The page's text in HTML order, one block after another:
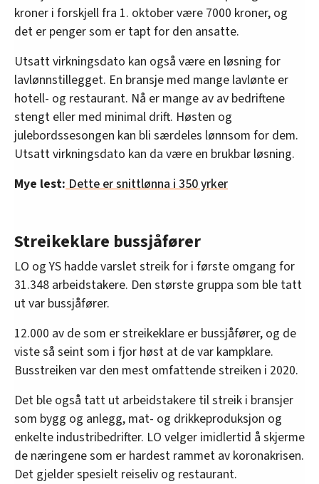
kroner i forskjell fra 1. oktober være 7000 kroner, og
det er penger som er tapt for den ansatte.
Utsatt virkningsdato kan også være en løsning for
lavlønnstillegget. En bransje med mange lavlønte er
hotell- og restaurant. Nå er mange av av bedriftene
stengt eller med minimal drift. Høsten og
julebordssesongen kan bli særdeles lønnsom for dem.
Utsatt virkningsdato kan da være en brukbar løsning.
Mye lest: Dette er snittlønna i 350 yrker
Streikeklare bussjåfører
LO og YS hadde varslet streik for i første omgang for
31.348 arbeidstakere. Den største gruppa som ble tatt
ut var bussjåfører.
12.000 av de som er streikeklare er bussjåfører, og de
viste så seint som i fjor høst at de var kampklare.
Busstreiken var den mest omfattende streiken i 2020.
Det ble også tatt ut arbeidstakere til streik i bransjer
som bygg og anlegg, mat- og drikkeproduksjon og
enkelte industribedrifter. LO velger imidlertid å skjerme
de næringene som er hardest rammet av koronakrisen.
Det gjelder spesielt reiseliv og restaurant.